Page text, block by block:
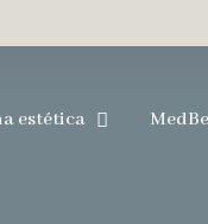
estética